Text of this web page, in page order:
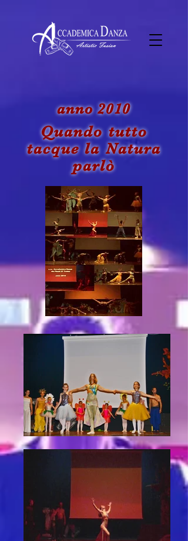
anno 2010
Quando tutto
tacque la Natura
parlò